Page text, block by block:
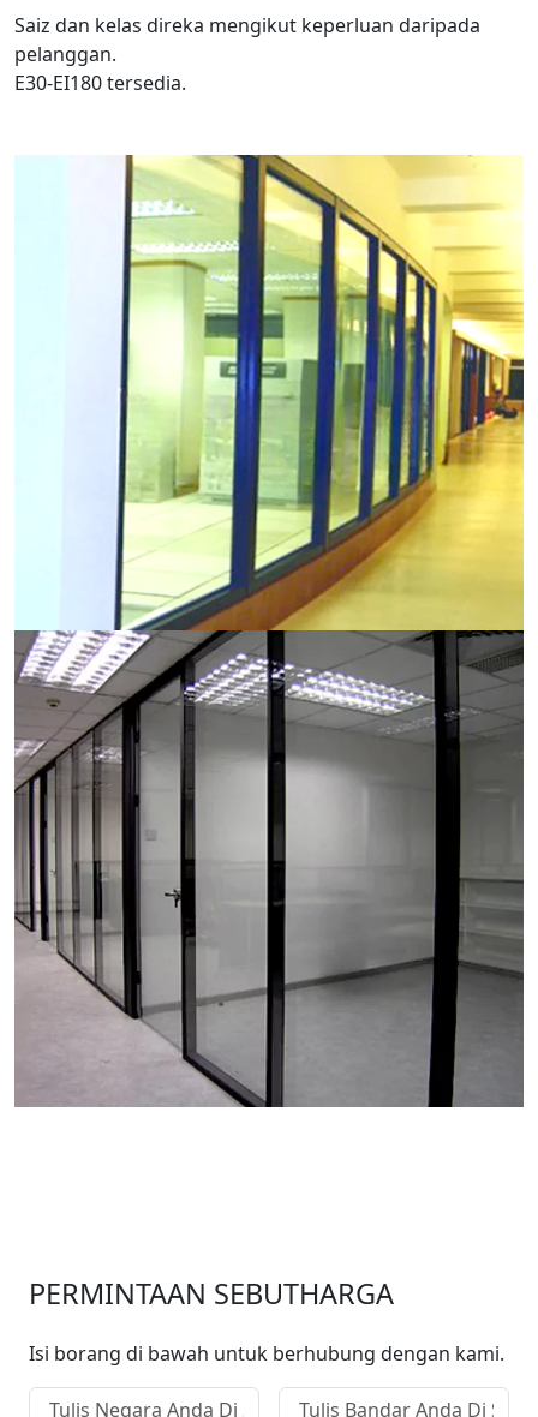
Saiz dan kelas direka mengikut keperluan daripada
pelanggan.
E30-EI180 tersedia.
PERMINTAAN SEBUTHARGA
Isi borang di bawah untuk berhubung dengan kami.